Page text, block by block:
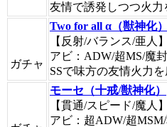
友情で誘発しつつ火力
ガチャ
Two for all α（獣神化）
【反射/バランス/亜人】
アビ：ADW/超MS/魔
SSで味方の友情火力を
モーセ（十戒/獣神化）
【貫通/スピード/魔人】
アビ：超ADW/超